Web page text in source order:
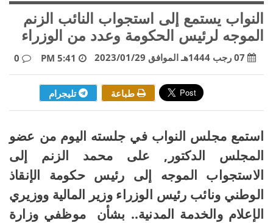
النواب يستمع إلى استجواب النائب الزنم
الموجه لرئيس الحكومة وعدد من الوزراء
طباعة تليجرام
استمع مجلس النواب في جلسته اليوم من عضو
المجلس الدكتور, على محمد الزنم إلى
الاستجواب الموجه إلى رئيس حكومة الإنقاذ
الوطني ونائب رئيس الوزراء وزير المالية ووزيري
الإعلام والخدمة المدنية.. بشأن موظفي وزارة